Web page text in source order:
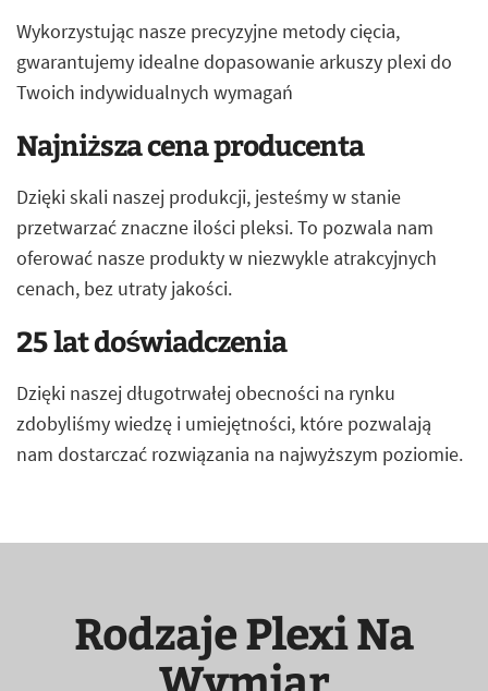
Wykorzystując nasze precyzyjne metody cięcia,
gwarantujemy idealne dopasowanie arkuszy plexi do
Twoich indywidualnych wymagań
Najniższa cena producenta
Dzięki skali naszej produkcji, jesteśmy w stanie
przetwarzać znaczne ilości pleksi. To pozwala nam
oferować nasze produkty w niezwykle atrakcyjnych
cenach, bez utraty jakości.
25 lat doświadczenia
Dzięki naszej długotrwałej obecności na rynku
zdobyliśmy wiedzę i umiejętności, które pozwalają
nam dostarczać rozwiązania na najwyższym poziomie.
Rodzaje Plexi Na